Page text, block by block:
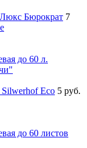
Бюрократ 7
Eco 5 руб.